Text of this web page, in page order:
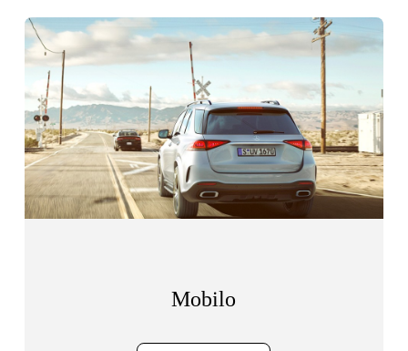
Mobilo
Osobní vozy Užitkové vozy Nákladní vozy
Poslat